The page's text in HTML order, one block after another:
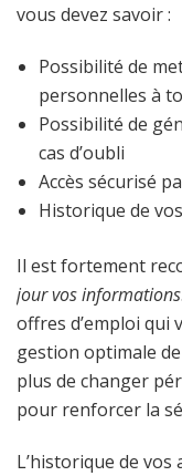
vous devez savoir :
Possibilité de
personnelles à
Possibilité de
cas d’oubli
Accès sécurisé
Historique de
Il est fortement
jour vos informations
offres d’emploi qui
gestion optimale
plus de changer
pour renforcer la
L’historique de